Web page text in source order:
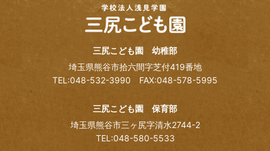
三尻こども園 幼稚部
埼玉県熊谷市拾六間字芝付419番地
TEL:048-532-3990 FAX:048-578-5995
三尻こども園 保育部
埼玉県熊谷市三ヶ尻字清水2744-2
TEL:048-580-5533